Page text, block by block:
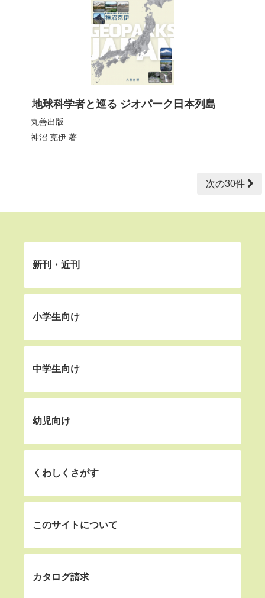
地球科学者と巡る ジオパーク日本列島
丸善出版
神沼 克伊著
次の30件
新刊・近刊
小学生向け
中学生向け
幼児向け
くわしくさがす
このサイトについて
カタログ請求